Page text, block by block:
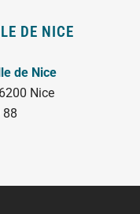
DE NICE
de Nice
Nice
88